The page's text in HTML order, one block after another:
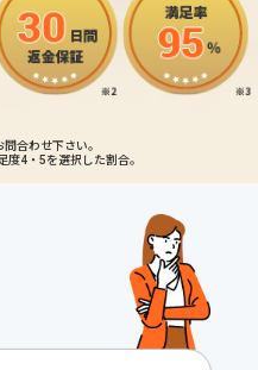
合わせ下さい。
4・5を選択した割合。